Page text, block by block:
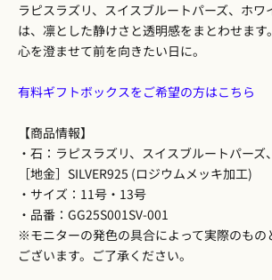
ラピスラズリ、スイスブルートパーズ、ホ
は、凛とした静けさと透明感をまとわせます。
心を澄ませて前を向きたい日に。
有料ギフトボックスをご希望の方はこちら
【商品情報】
・石：ラピスラズリ、スイスブルートパー
［地金］SILVER925 (ロジウムメッキ加工)
・サイズ：11号・13号
・品番：GG25S001SV-001
※モニターの発色の具合によって実際のもの
ございます。ご了承ください。